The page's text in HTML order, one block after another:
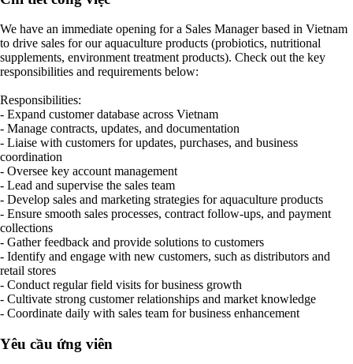
We have an immediate opening for a Sales Manager based in Vietnam
to drive sales for our aquaculture products (probiotics, nutritional
supplements, environment treatment products). Check out the key
responsibilities and requirements below:
Responsibilities:
- Expand customer database across Vietnam
- Manage contracts, updates, and documentation
- Liaise with customers for updates, purchases, and business
coordination
- Oversee key account management
- Lead and supervise the sales team
- Develop sales and marketing strategies for aquaculture products
- Ensure smooth sales processes, contract follow-ups, and payment
collections
- Gather feedback and provide solutions to customers
- Identify and engage with new customers, such as distributors and
retail stores
- Conduct regular field visits for business growth
- Cultivate strong customer relationships and market knowledge
- Coordinate daily with sales team for business enhancement
Yêu cầu ứng viên